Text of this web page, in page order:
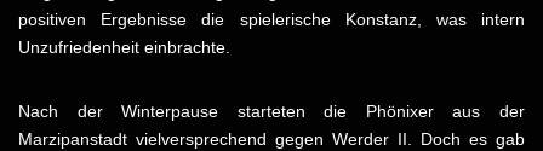
positiven Ergebnisse die spielerische Konstanz, was intern
Unzufriedenheit einbrachte.
Nach der Winterpause starteten die Phönixer aus der
Marzipanstadt vielversprechend gegen Werder II. Doch es gab